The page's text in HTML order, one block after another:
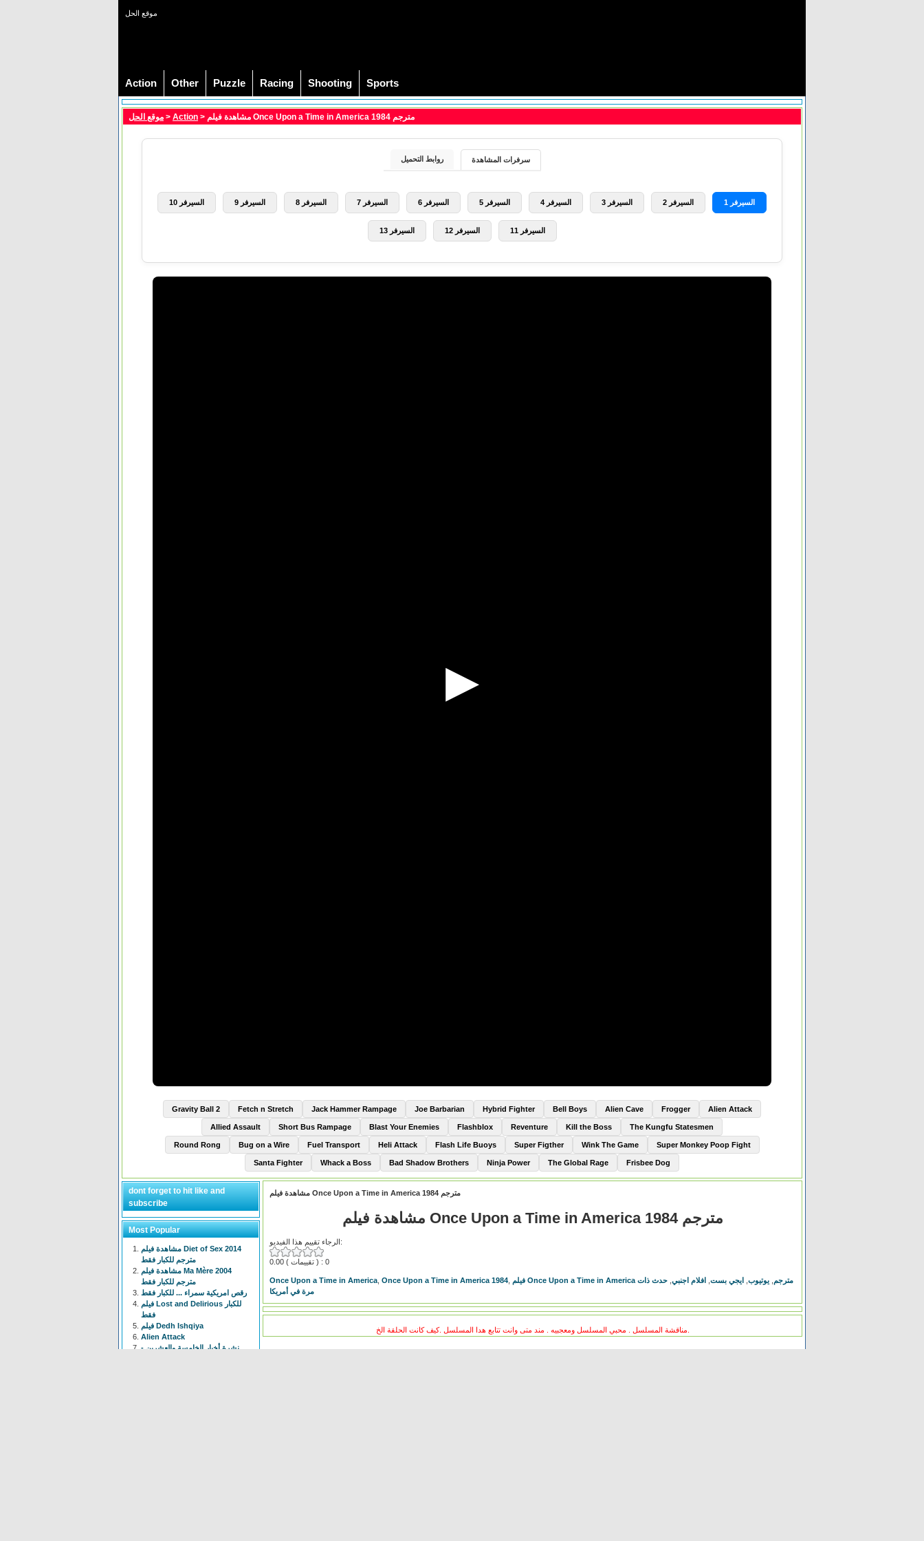
موقع الحل
Action Other Puzzle Racing Shooting Sports
موقع الحل > Action > مشاهدة فيلم Once Upon a Time in America 1984 مترجم
سرفرات المشاهدة روابط التحميل
السيرفر 1 السيرفر 2 السيرفر 3 السيرفر 4 السيرفر 5 السيرفر 6 السيرفر 7 السيرفر 8 السيرفر 9 السيرفر 10
السيرفر 11 السيرفر 12 السيرفر 13
Alien Attack
Frogger
Alien Cave
Bell Boys
Hybrid Fighter
Joe Barbarian
Jack Hammer Rampage
Fetch n Stretch
Gravity Ball 2
The Kungfu Statesmen
Kill the Boss
Reventure
Flashblox
Blast Your Enemies
Short Bus Rampage
Allied Assault
Super Monkey Poop Fight
Wink The Game
Super Figther
Flash Life Buoys
Heli Attack
Fuel Transport
Bug on a Wire
Round Rong
Frisbee Dog
The Global Rage
Ninja Power
Bad Shadow Brothers
Whack a Boss
Santa Fighter
مشاهدة فيلم Once Upon a Time in America 1984 مترجم
مشاهدة فيلم Once Upon a Time in America 1984 مترجم
الرجاء تقييم هذا الفيديو:
0.00 ( تقييمات ) : 0
Once Upon a Time in America Once Upon a Time in America 1984 فيلم Once Upon a Time in America مترجم يوتيوب ايجي بست افلام اجنبي حدث ذات
مرة في أمريكا
dont forget to hit like and
subscribe
Most Popular
مشاهدة فيلم Diet of Sex 2014
مترجم للكبار فقط
مشاهدة فيلم Ma Mère 2004
مترجم للكبار فقط
رقص امريكية سمراء ... للكبار فقط
فيلم Lost and Delirious للكبار
فقط
فيلم Dedh Ishqiya
Alien Attack
نشرة أخبار الخامسة والعشرين -